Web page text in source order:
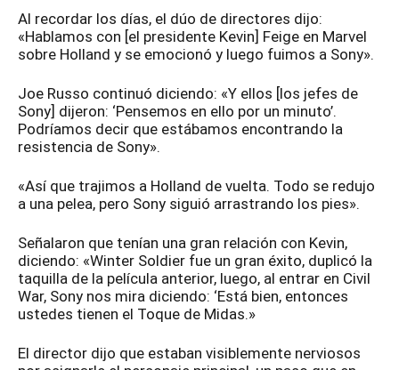
Al recordar los días, el dúo de directores dijo:
«Hablamos con [el presidente Kevin] Feige en Marvel
sobre Holland y se emocionó y luego fuimos a Sony».
Joe Russo continuó diciendo: «Y ellos [los jefes de
Sony] dijeron: ‘Pensemos en ello por un minuto’.
Podríamos decir que estábamos encontrando la
resistencia de Sony».
«Así que trajimos a Holland de vuelta. Todo se redujo
a una pelea, pero Sony siguió arrastrando los pies».
Señalaron que tenían una gran relación con Kevin,
diciendo: «Winter Soldier fue un gran éxito, duplicó la
taquilla de la película anterior, luego, al entrar en Civil
War, Sony nos mira diciendo: ‘Está bien, entonces
ustedes tienen el Toque de Midas.»
El director dijo que estaban visiblemente nerviosos